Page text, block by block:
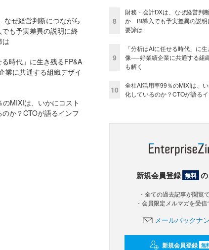
なぜ経営判断につながら
も予実差異の説明に終
る時代」に生き残るFP&A
業に共通する組織デザイ
MIXIは、いかにコスト
か？CTOが語るインフ
8
財務・会計DXは、なぜ経営判
か BI導入でも予実差異の説
要諦は
9
「分析はAIに任せる時代」に
像──好業績企業に共通する組
も解く
10
全社AI活用率99％のMIXIは、
化しているのか？CTOが語る
新規会員登録 無料
・全ての過去記事が閲覧
・会員限定メルマガを受
メールバックナ
新規会員登録 無